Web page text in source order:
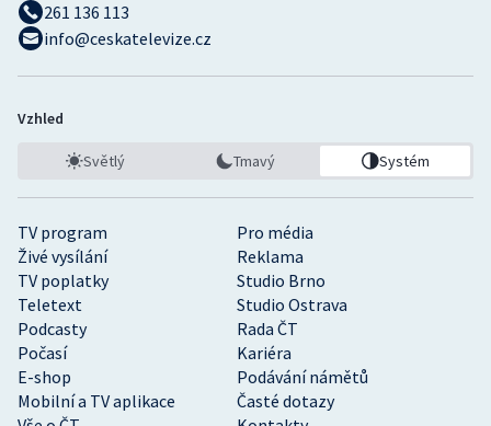
TV program
Pro média
Živé vysílání
Reklama
TV poplatky
Studio Brno
Teletext
Studio Ostrava
Podcasty
Rada ČT
Počasí
Kariéra
E-shop
Podávání námětů
Mobilní a TV aplikace
Časté dotazy
261 136 113
info@ceskatelevize.cz
Vzhled
Světlý Tmavý Systém